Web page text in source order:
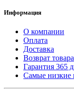
Информация
О компании
Оплата
Доставка
Возврат товара
Гарантия 365
Самые низкие